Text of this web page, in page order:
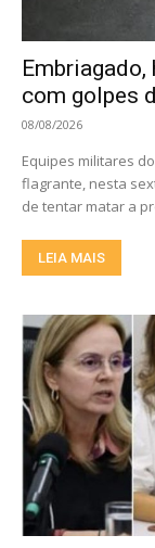
com golpes
08/08/2026
Equipes militares
flagrante, nesta
de tentar matar a
LEIA MAIS